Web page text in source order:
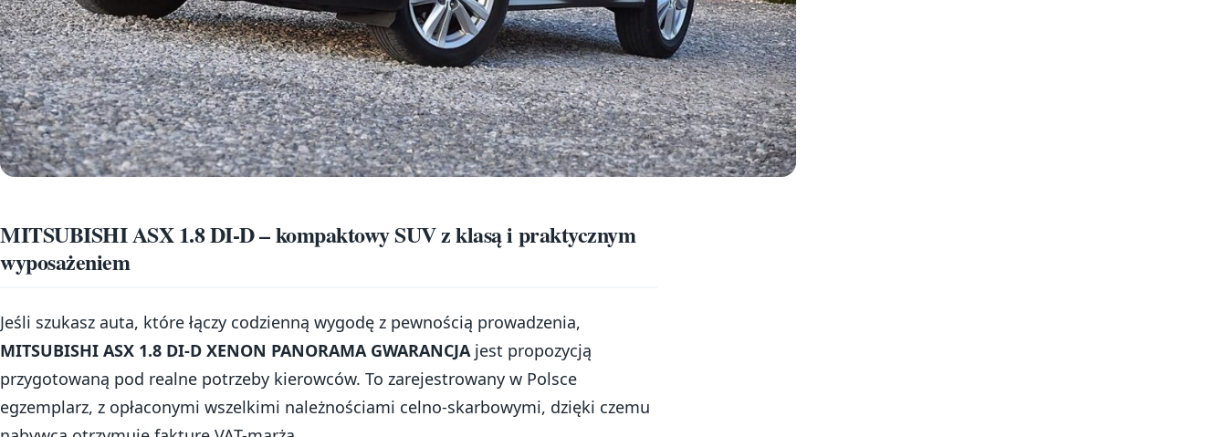
MITSUBISHI ASX 1.8 DI-D – kompaktowy SUV z klasą i praktycznym
wyposażeniem
Jeśli szukasz auta, które łączy codzienną wygodę z pewnością prowadzenia,
MITSUBISHI ASX 1.8 DI-D XENON PANORAMA GWARANCJAjest propozycją
przygotowaną pod realne potrzeby kierowców. To zarejestrowany w Polsce
egzemplarz, z opłaconymi wszelkimi należnościami celno-skarbowymi, dzięki czemu